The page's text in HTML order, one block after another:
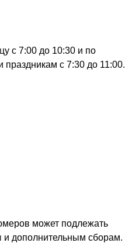
с 7:00 до 10:30 и по
праздникам с 7:30 до 11:00.
может подлежать
дополнительным сборам.